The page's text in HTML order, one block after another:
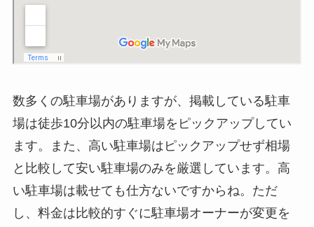
数多くの駐車場がありますが、掲載している駐車
場は徒歩10分以内の駐車場をピックアップしてい
ます。また、高い駐車場はピックアップせず相場
と比較して安い駐車場のみを厳選しています。高
い駐車場は載せても仕方ないですからね。ただ
し、料金は比較的すぐに駐車場オーナーが変更を